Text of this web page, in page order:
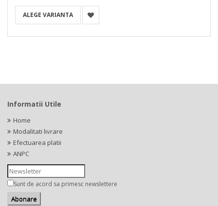
ALEGE VARIANTA
Informatii Utile
Home
Modalitati livrare
Efectuarea platii
ANPC
Sunt de acord sa primesc newslettere